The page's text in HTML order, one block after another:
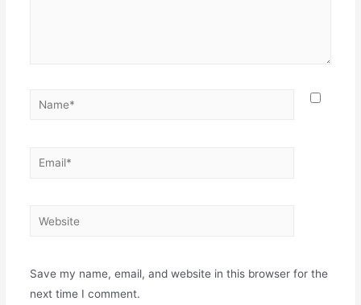
Name*
Email*
Website
Save my name, email, and website in this browser for the
next time I comment.